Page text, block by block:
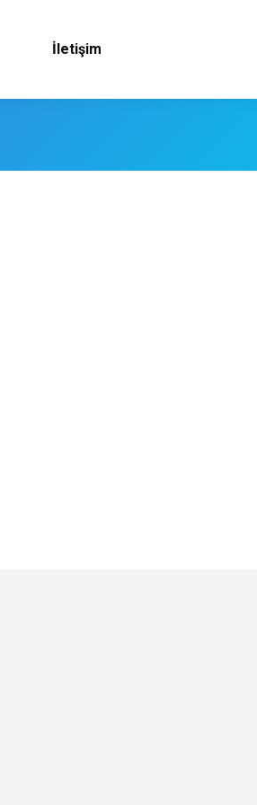
İletişim